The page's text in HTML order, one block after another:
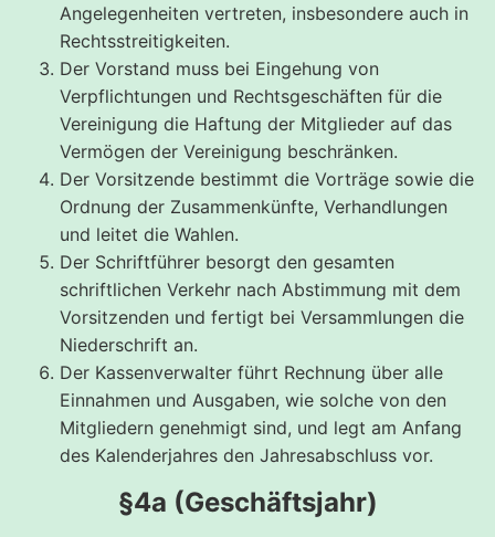
Angelegenheiten vertreten, insbesondere auch in
Rechtsstreitigkeiten.
Der Vorstand muss bei Eingehung von
Verpflichtungen und Rechtsgeschäften für die
Vereinigung die Haftung der Mitglieder auf das
Vermögen der Vereinigung beschränken.
Der Vorsitzende bestimmt die Vorträge sowie die
Ordnung der Zusammenkünfte, Verhandlungen
und leitet die Wahlen.
Der Schriftführer besorgt den gesamten
schriftlichen Verkehr nach Abstimmung mit dem
Vorsitzenden und fertigt bei Versammlungen die
Niederschrift an.
Der Kassenverwalter führt Rechnung über alle
Einnahmen und Ausgaben, wie solche von den
Mitgliedern genehmigt sind, und legt am Anfang
des Kalenderjahres den Jahresabschluss vor.
§4a (Geschäftsjahr)